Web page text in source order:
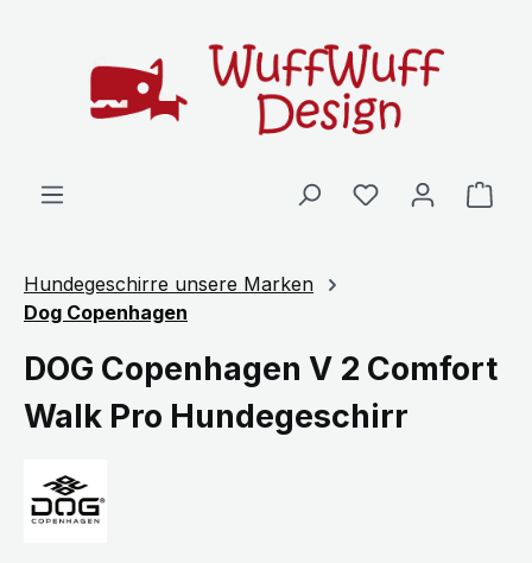
Hundegeschirre unsere Marken
Dog Copenhagen
DOG Copenhagen V 2 Comfort
Walk Pro Hundegeschirr